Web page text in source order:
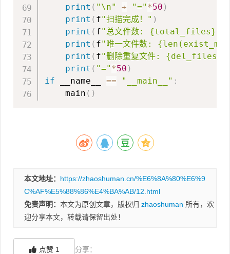
print ( "\n" + "=" *50 )
print ( f"扫描完成！" )
print ( f"总文件数: {total_files}"
print ( f"唯一文件数:
print ( f"删除重复文件: {del_files}
print ( "=" *50 )
if __name__ == "__main__" :
    main
( )
本文地址： https://zhaoshuman.cn/%E6%8A%80%E6%9
C%AF%E5%88%86%E4%BA%AB/12.html
免责声明：本文为原创文章，版权归zhaoshuman 所有，欢
迎分享本文，转载请保留出处！
点赞 1 分享：